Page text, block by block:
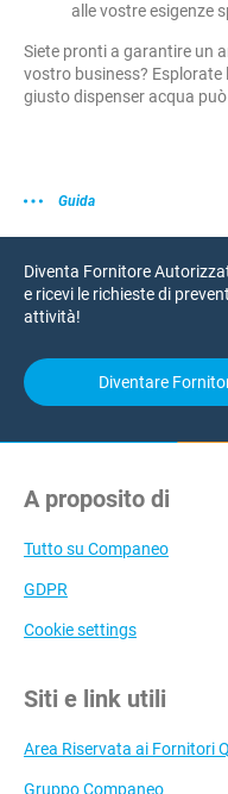
alle vostre esigenze
Siete pronti a garantire un
vostro business? Esplorate
giusto dispenser acqua
Guida
Diventa Fornitore
e ricevi le richieste di
attività!
Diventare
A proposito di
Tutto su Companeo
GDPR
Cookie settings
Siti e link utili
Area Riservata ai Fornitori
Gruppo Companeo